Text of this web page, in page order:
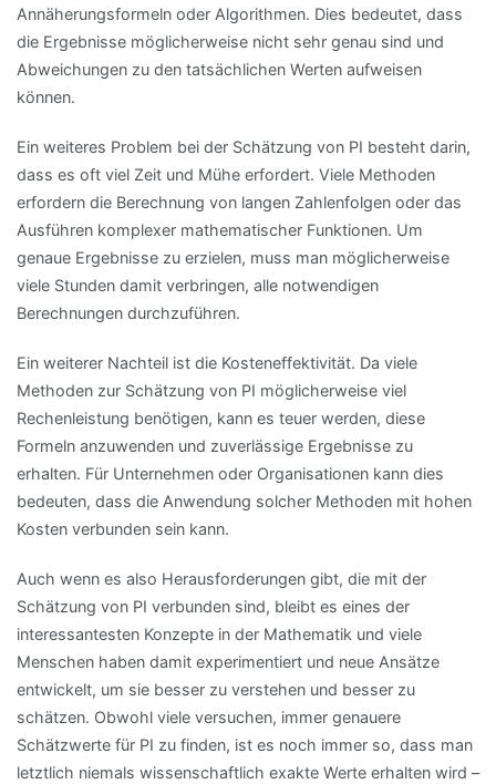
Annäherungsformeln oder Algorithmen. Dies bedeutet, dass
die Ergebnisse möglicherweise nicht sehr genau sind und
Abweichungen zu den tatsächlichen Werten aufweisen
können.
Ein weiteres Problem bei der Schätzung von PI besteht darin,
dass es oft viel Zeit und Mühe erfordert. Viele Methoden
erfordern die Berechnung von langen Zahlenfolgen oder das
Ausführen komplexer mathematischer Funktionen. Um
genaue Ergebnisse zu erzielen, muss man möglicherweise
viele Stunden damit verbringen, alle notwendigen
Berechnungen durchzuführen.
Ein weiterer Nachteil ist die Kosteneffektivität. Da viele
Methoden zur Schätzung von PI möglicherweise viel
Rechenleistung benötigen, kann es teuer werden, diese
Formeln anzuwenden und zuverlässige Ergebnisse zu
erhalten. Für Unternehmen oder Organisationen kann dies
bedeuten, dass die Anwendung solcher Methoden mit hohen
Kosten verbunden sein kann.
Auch wenn es also Herausforderungen gibt, die mit der
Schätzung von PI verbunden sind, bleibt es eines der
interessantesten Konzepte in der Mathematik und viele
Menschen haben damit experimentiert und neue Ansätze
entwickelt, um sie besser zu verstehen und besser zu
schätzen. Obwohl viele versuchen, immer genauere
Schätzwerte für PI zu finden, ist es noch immer so, dass man
letztlich niemals wissenschaftlich exakte Werte erhalten wird –